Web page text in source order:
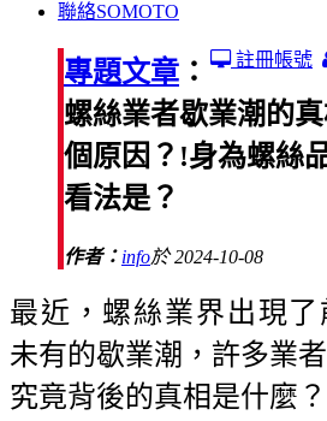
聯絡SOMOTO
註冊帳號
專題文章 ：
螺絲業者歇業潮的
個原因？!身為螺絲
看法是？
作者： info於 2024-10-08
最近，螺絲業界出現了
未有的歇業潮，許多業
究竟背後的真相是什麼